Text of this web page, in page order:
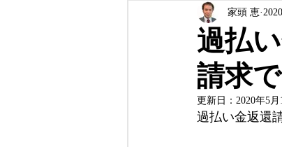
労働問題
交通事故 示談
当事務所について
過払
請求
家頭 恵
更新日： 2020年5月
過払い金返還